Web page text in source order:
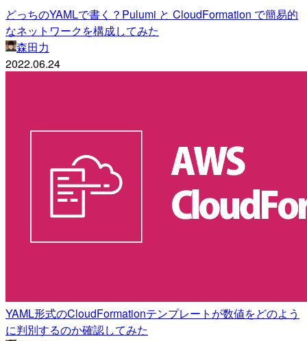
どっちのYAMLで書く？Pulumi と CloudFormation で簡易的
なネットワークを構成してみた
森田力
2022.06.24
YAML形式のCloudFormationテンプレートが数値をどのよう
に判別するのか確認してみた